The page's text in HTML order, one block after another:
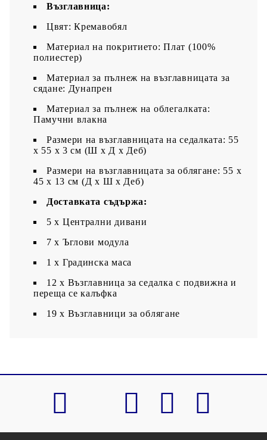
Възглавница:
Цвят: Кремавобял
Материал на покритието: Плат (100%
полиестер)
Материал за пълнеж на възглавницата за
сядане: Дунапрен
Материал за пълнеж на облегалката:
Памучни влакна
Размери на възглавницата на седалката: 55
x 55 x 3 см (Ш x Д x Деб)
Размери на възглавницата за облягане: 55 x
45 x 13 см (Д х Ш x Деб)
Доставката съдържа:
5 х Централни дивани
7 x Ъглови модула
1 х Градинска маса
12 x Възглавница за седалка с подвижна и
переща се калъфка
19 x Възглавници за облягане